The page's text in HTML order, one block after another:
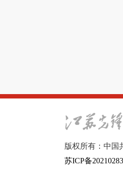
版权所有：中国
苏ICP备